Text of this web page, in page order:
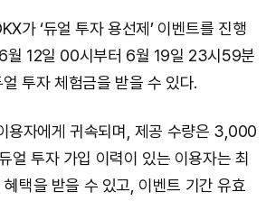
가 ‘듀얼 투자 용선제’ 이벤트를 진행
월 12일 00시부터 6월 19일 23시59분
투자 체험금을 받을 수 있다.
용자에게 귀속되며, 제공 수량은 3,000
얼 투자 가입 이력이 있는 이용자는 최
택을 받을 수 있고, 이벤트 기간 유효